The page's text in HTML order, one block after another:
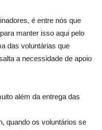
é entre nós que
manter isso aqui pelo
das voluntárias que
a necessidade de apoio
além da entrega das
quando os voluntários se